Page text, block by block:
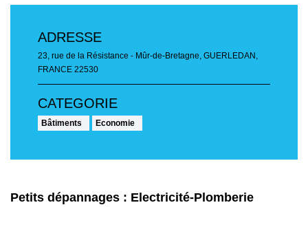
ADRESSE
23, rue de la Résistance - Mûr-de-Bretagne, GUERLEDAN,
FRANCE 22530
Bâtiments Economie
Petits dépannages : Electricité-Plomberie